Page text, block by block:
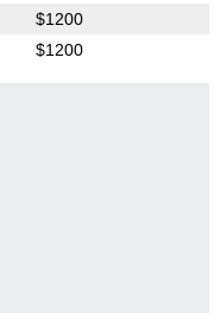
$1200
$1200